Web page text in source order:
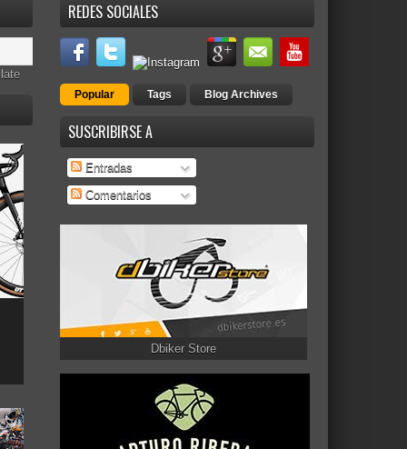
REDES SOCIALES
Popular Tags Blog Archives
SUSCRIBIRSE A
Entradas
Comentarios
Dbiker Store